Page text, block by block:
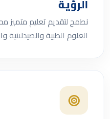
الرؤية
نطمح لتقديم تعليم متميز
العلوم الطبية والصيدلانية